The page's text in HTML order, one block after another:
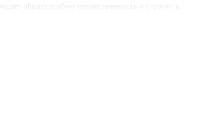
образу особую торжественность и строгость.